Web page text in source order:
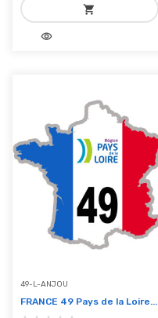
shopping_cart
add_shopping_cartvisibility
49-L-ANJOU
FRANCE 49 Pays de la Loire...